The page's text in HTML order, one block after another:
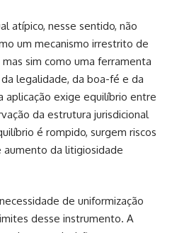
atípico, nesse sentido, não
um mecanismo irrestrito de
sim como uma ferramenta
legalidade, da boa-fé e da
aplicação exige equilíbrio entre
da estrutura jurisdicional
é rompido, surgem riscos
aumento da litigiosidade
de uniformização
desse instrumento. A